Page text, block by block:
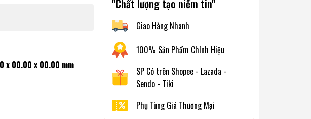
x 00.00 x 00.00 mm
"Chất lượng tạo niềm tin"
Giao Hàng Nhanh
100% Sản Phẩm Chính Hiệu
SP Có trên Shopee - Lazada -
Sendo - Tiki
Phụ Tùng Giá Thương Mại